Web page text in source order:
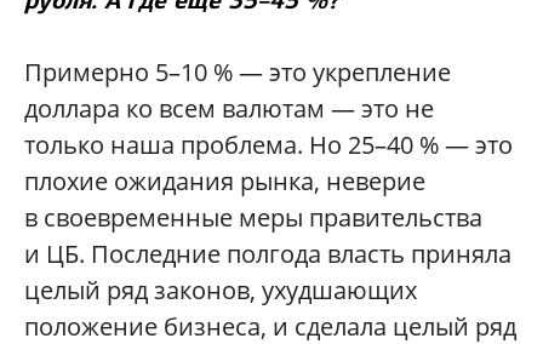
Примерно 5–10 % — это укрепление
доллара ко всем валютам — это не
только наша проблема. Но 25–40 % — это
плохие ожидания рынка, неверие
в своевременные меры правительства
и ЦБ. Последние полгода власть приняла
целый ряд законов, ухудшающих
положение бизнеса, и сделала целый ряд